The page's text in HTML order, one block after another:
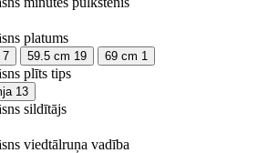
platums
7 59.5 cm 19 69 cm 1
plīts tips
13
sildītājs
viedtālruņa vadība